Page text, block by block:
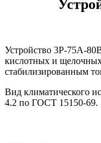
Устройство 3Р-75А-80В
кислотных и
стабилизированным
Вид климатического
4.2 по ГОСТ 15150-69.